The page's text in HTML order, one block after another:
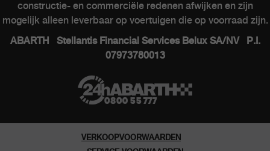
ABARTH WERELD
Geschiedenis
Speciale series
constructie- en commerciële redenen afwijken en zijn
mogelijk alleen leverbaar op voertuigen die op voorraad zijn.
ABARTH Stellantis Financial Services Belux SA/NV P.I.
07973780013
VERKOOPVOORWAARDEN